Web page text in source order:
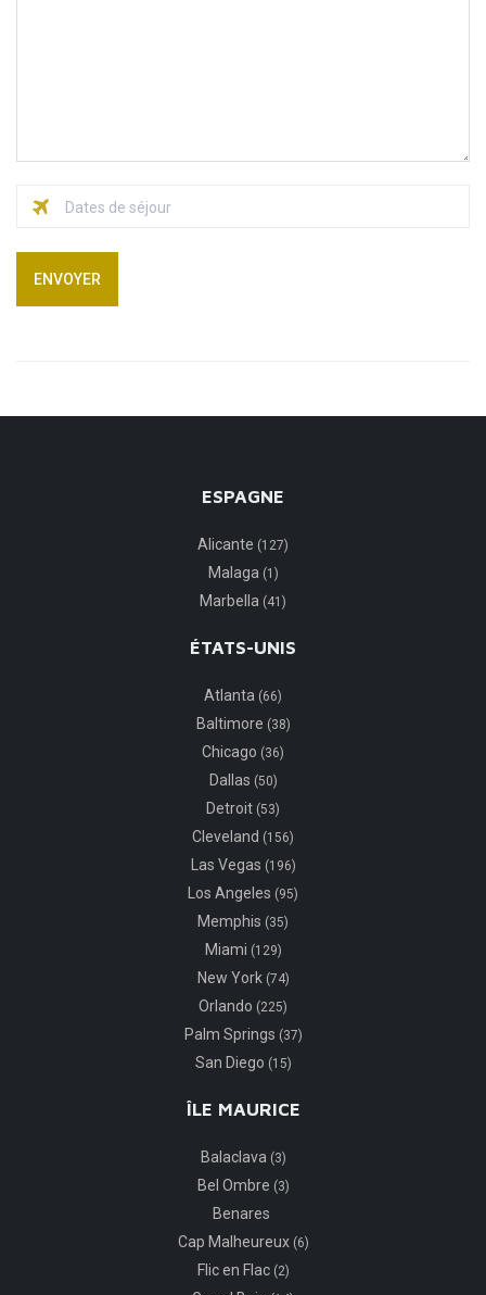
ENVOYER
ESPAGNE
Alicante (127)
Malaga (1)
Marbella (41)
ÉTATS-UNIS
Atlanta (66)
Baltimore (38)
Chicago (36)
Dallas (50)
Detroit (53)
Cleveland (156)
Las Vegas (196)
Los Angeles (95)
Memphis (35)
Miami (129)
New York (74)
Orlando (225)
Palm Springs (37)
San Diego (15)
ÎLE MAURICE
Balaclava (3)
Bel Ombre (3)
Benares
Cap Malheureux (6)
Flic en Flac (2)